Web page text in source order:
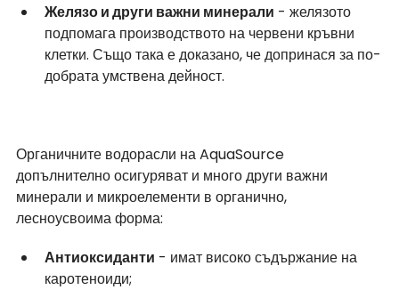
Желязо и други важни минерали - желязото
подпомага производството на червени кръвни
клетки. Също така е доказано, че допринася за по-
добрата умствена дейност.
Органичните водорасли на AquaSource
допълнително осигуряват и много други важни
минерали и микроелементи в органично,
лесноусвоима форма:
Антиоксиданти - имат високо съдържание на
каротеноиди;